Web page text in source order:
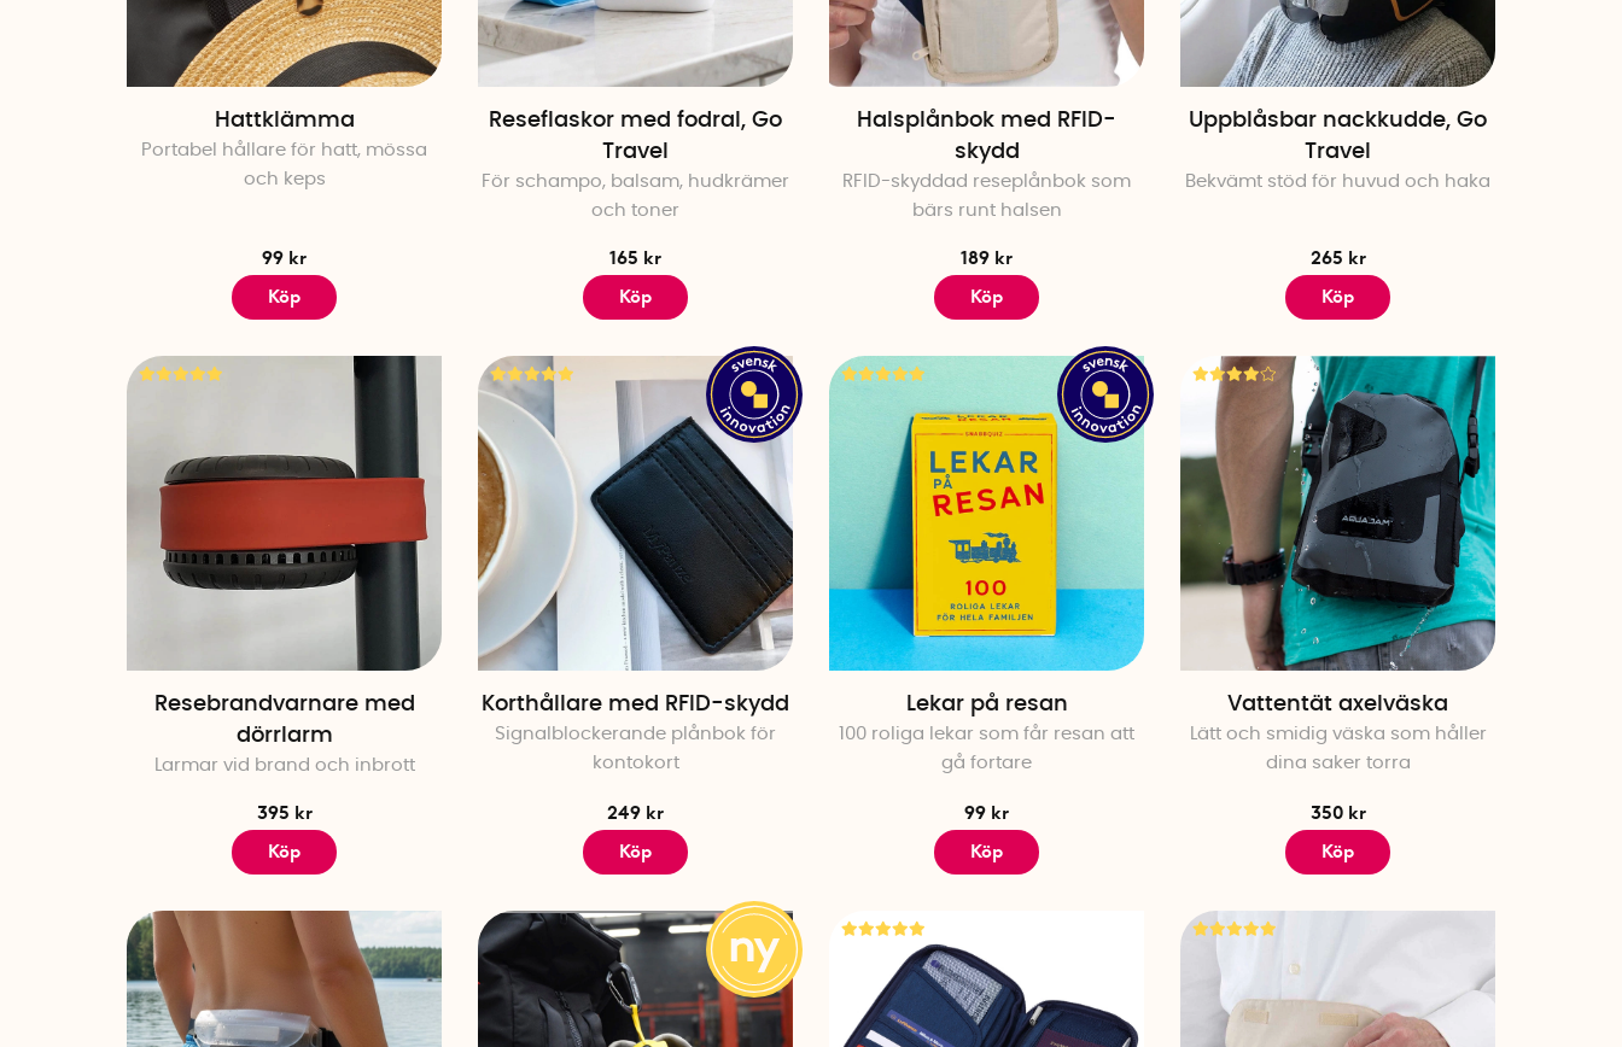
Hattklämma
Portabel hållare för hatt, mössa
och keps
99 kr
Köp
Reseflaskor med fodral, Go
Travel
För schampo, balsam, hudkrämer
och toner
165 kr
Köp
Halsplånbok med RFID-
skydd
RFID-skyddad reseplånbok som
bärs runt halsen
189 kr
Köp
Uppblåsbar nackkudde, Go
Travel
Bekvämt stöd för huvud och haka
265 kr
Köp
Resebrandvarnare med
dörrlarm
Larmar vid brand och inbrott
395 kr
Köp
Korthållare med RFID-skydd
Signalblockerande plånbok för
kontokort
249 kr
Köp
Lekar på resan
100 roliga lekar som får resan att
gå fortare
99 kr
Köp
Vattentät axelväska
Lätt och smidig väska som håller
dina saker torra
350 kr
Köp